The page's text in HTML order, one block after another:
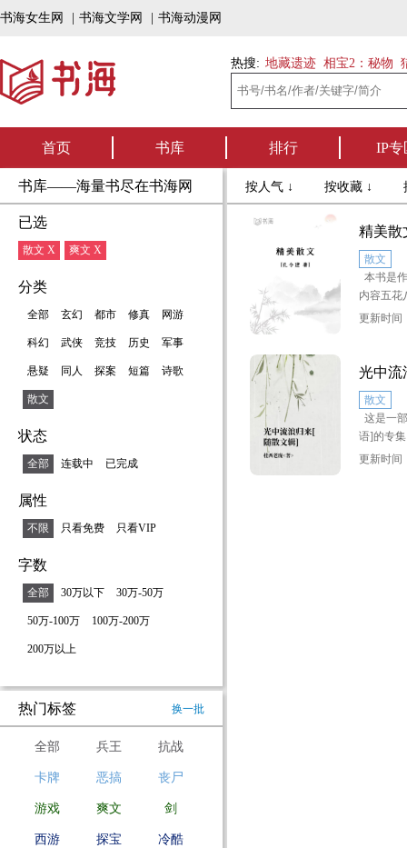
书海女生网 书海文学网 书海动漫网
热搜: 地藏遗迹 相宝2：秘物
首页 书库 排行 IP专
书库——海量书尽在书海网
已选
散文 X 爽文 X
分类
全部 玄幻 都市 修真 网游
科幻 武侠 竞技 历史 军事
悬疑 同人 探案 短篇 诗歌
散文
状态
全部 连载中 已完成
属性
不限 只看免费 只看VIP
字数
全部 30万以下 30万-50万
50万-100万 100万-200万
200万以上
热门标签 换一批
全部 兵王 抗战
卡牌 恶搞 丧尸
游戏 爽文 剑
西游 探宝 冷酷
按人气 ↓ 按收藏 ↓
精美散
散文
本书是
内容五花
更新时间
光中流
散文
这是一
语]的专
在阳光的
更新时间